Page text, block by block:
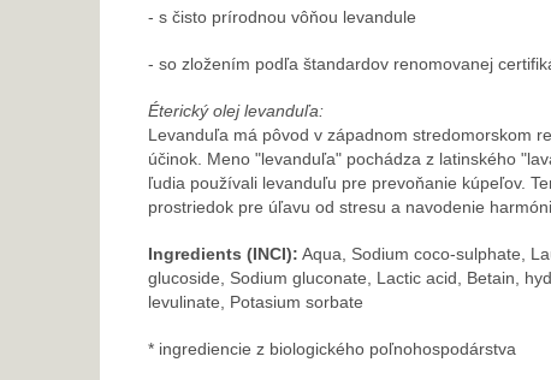
- s čisto prírodnou vôňou levandule
- so zložením podľa štandardov renomovanej
Éterický olej levanduľa:
Levanduľa má pôvod v západnom stredomorskom
účinok. Meno "levanduľa" pochádza z latinského
ľudia používali levanduľu pre prevoňanie kúpeľov.
prostriedok pre úľavu od stresu a navodenie
Ingredients (INCI): Aqua, Sodium coco-sulphate,
glucoside, Sodium gluconate, Lactic acid, Betain,
levulinate, Potasium sorbate
* ingrediencie z biologického poľnohospodárstva